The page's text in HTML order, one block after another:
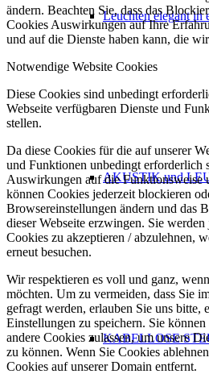
Leuchten elegant in
AKUSTIK und
KABELLOSE
ändern. Beachten Sie, dass das
Cookies Auswirkungen auf Ihre
und auf die Dienste haben kann, die
Notwendige Website Cookies
Diese Cookies sind unbedingt
Webseite verfügbaren Dienste und
stellen.
Da diese Cookies für die auf unserer
und Funktionen unbedingt erforderlich
Auswirkungen auf die Funktionsweise
können Cookies jederzeit blockieren
Browsereinstellungen ändern und das
dieser Webseite erzwingen. Sie
Cookies zu akzeptieren / abzulehnen,
erneut besuchen.
Wir respektieren es voll und ganz,
möchten. Um zu vermeiden, dass Sie
gefragt werden, erlauben Sie uns bitte,
Einstellungen zu speichern. Sie
andere Cookies zulassen, um unsere
zu können. Wenn Sie Cookies
Cookies auf unserer Domain entfernt.